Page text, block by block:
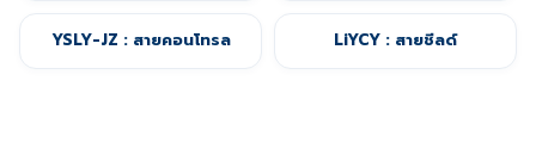
YSLY-JZ : สายคอนโทรล LiYCY : สายชีลด์